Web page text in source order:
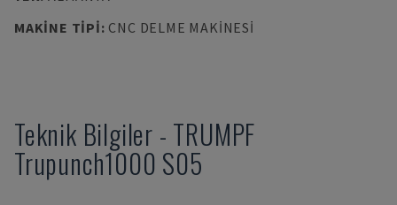
MAKINE TIPI: CNC DELME MAKINESI
Teknik Bilgiler - TRUMPF
Trupunch1000 S05